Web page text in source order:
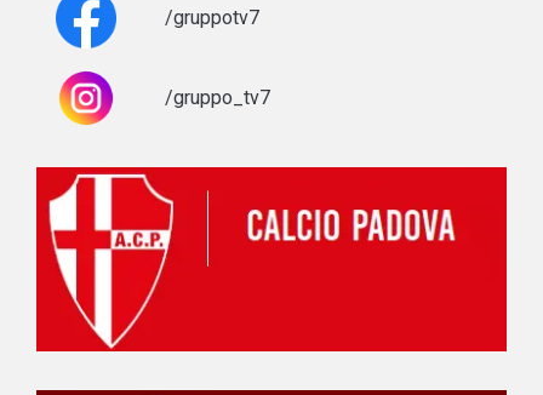
/gruppotv7
/gruppo_tv7